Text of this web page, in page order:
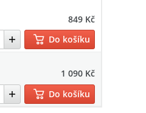
849 Kč
Do košíku
1 090 Kč
Do košíku